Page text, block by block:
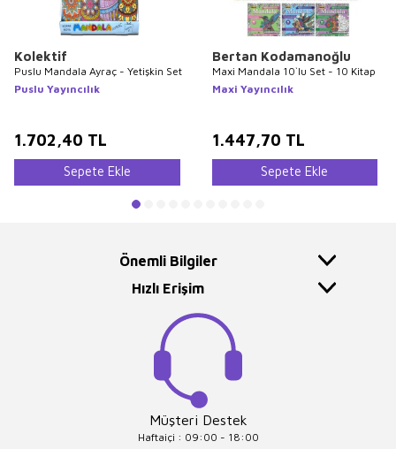
Kolektif
Puslu Mandala Ayraç - Yetişkin Set
Puslu Yayıncılık
1.702,40 TL
Sepete Ekle
Bertan Kodamanoğlu
Maxi Mandala 10`lu Set - 10 Kitap
Maxi Yayıncılık
1.447,70 TL
Sepete Ekle
Önemli Bilgiler
Hızlı Erişim
Müşteri Destek
Haftaiçi : 09:00 - 18:00